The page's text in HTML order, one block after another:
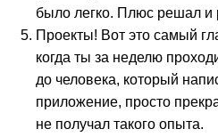
было легко. Плюс решал и
Проекты! Вот это самый
когда ты за неделю
до человека, который
приложение, просто
не получал такого опыта.